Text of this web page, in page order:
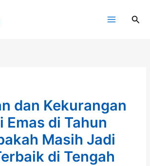
Cari
dan Kekurangan
Emas di Tahun
Masih Jadi
di Tengah